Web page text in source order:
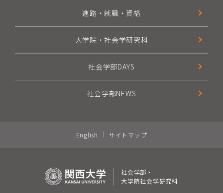
進路・就職・資格
大学院・社会学研究科
社会学部DAYS
社会学部NEWS
English サイトマップ
社会学部・
大学院社会学研究科